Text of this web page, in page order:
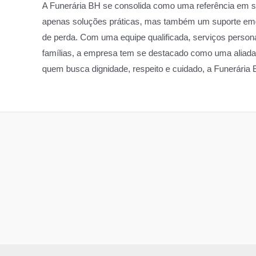
A Funerária BH se consolida como uma referência em
apenas soluções práticas, mas também um suporte
de perda. Com uma equipe qualificada, serviços
famílias, a empresa tem se destacado como uma
quem busca dignidade, respeito e cuidado, a Funerária